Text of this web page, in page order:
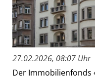
27.02.2026, 08:07 Uhr
Der Immobilienfonds